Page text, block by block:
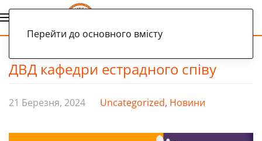
Перейти до основного вмісту
ДВД кафедри естрадного співу
21 Березня, 2024 Uncategorized, Новини